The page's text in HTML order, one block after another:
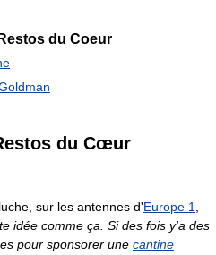
du Coeur
du Cœur
sur les antennes d'Europe 1,
idée comme ça. Si des fois y'a des
pour sponsorer une cantine